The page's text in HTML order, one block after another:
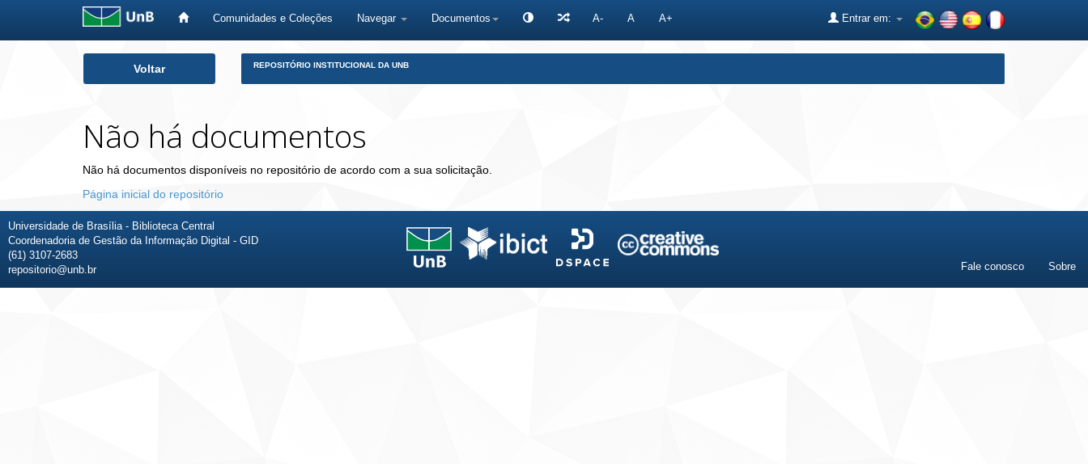
Comunidades e Coleções Navegar Documentos A- A A+ Entrar em:
Voltar REPOSITÓRIO INSTITUCIONAL DA UNB
Não há documentos
Não há documentos disponíveis no repositório de acordo com a sua solicitação.
Página inicial do repositório
Universidade de Brasília - Biblioteca Central
Coordenadoria de Gestão da Informação Digital - GID
(61) 3107-2683
repositorio@unb.br
Fale conosco Sobre